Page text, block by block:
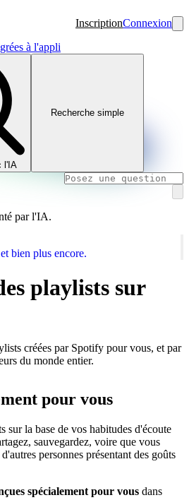
InscriptionConnexion
à l'appli
l'IA
Recherche simple
par l'IA.
bien plus encore.
playlists sur
créées par Spotify pour vous, et par
du monde entier.
pour vous
sur la base de vos habitudes d'écoute
sauvegardez, voire que vous
personnes présentant des goûts
spécialement pour vous dans